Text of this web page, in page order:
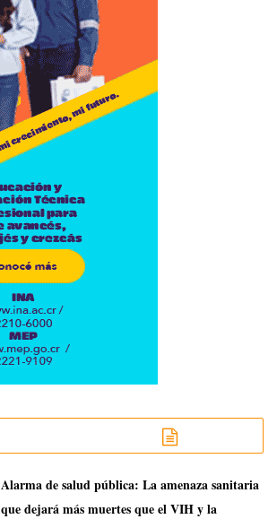
​Alarma de salud pública: La amenaza sanitaria
que dejará más muertes que el VIH y la